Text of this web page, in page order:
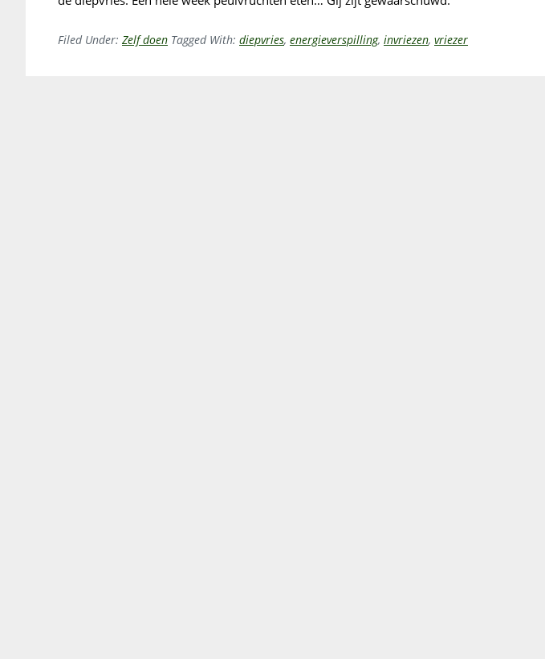
Filed Under: Zelf doen Tagged With: diepvries, energieverspilling, invriezen, vriezer